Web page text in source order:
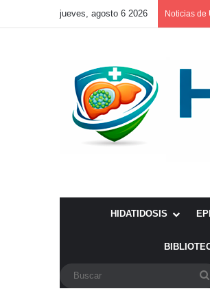
jueves, agosto 6 2026 Noticias de
HIDATIDOSIS